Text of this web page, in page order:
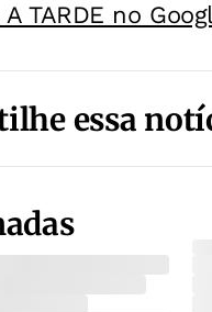
A TARDE no
essa